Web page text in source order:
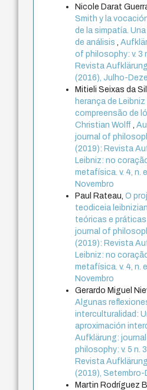
Nicole Darat
Smith y la
de la simpatía.
de análisis
,
of philosophy: v. 3
Revista
(2016), Julho-
Mitieli Seixas da
herança de Leibniz
compreensão de
Christian Wolff
,
journal of
(2019): Revista
Leibniz: no
metafísica. v. 4, n.
Novembro
Paul Rateau,O
teodiceia
teóricas e práticas
journal of
(2019): Revista
Leibniz: no
metafísica. v. 4, n.
Novembro
Gerardo Miguel
Algunas
interculturalidad:
aproximación
Aufklärung:
philosophy: v. 5 n.
Revista
(2019), Setembro-
Martin Rodríguez